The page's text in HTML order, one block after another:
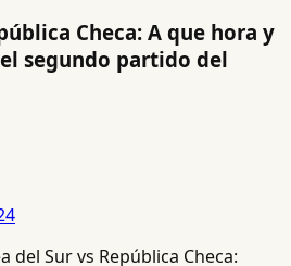
Checa: A que hora y
segundo partido del